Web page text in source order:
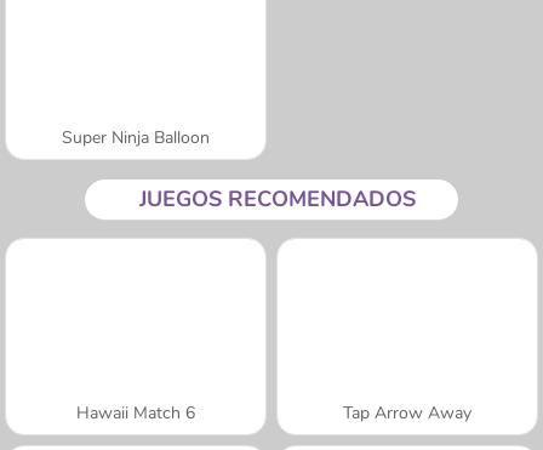
Super Ninja Balloon
JUEGOS RECOMENDADOS
Hawaii Match 6 Tap Arrow Away